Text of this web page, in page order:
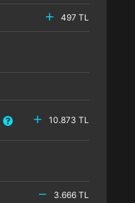
497 TL
10.873 TL
3.666 TL